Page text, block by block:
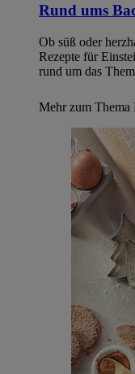
Rund ums
Ob süß oder
Rezepte für
rund um das
Mehr zum Thema